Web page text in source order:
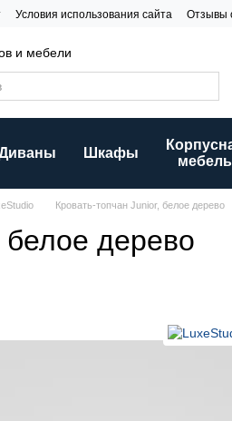
Условия использования сайта Отзывы
и мебели
Шкафы
мебель
Кровать-топчан Junior, белое дерево
белое дерево